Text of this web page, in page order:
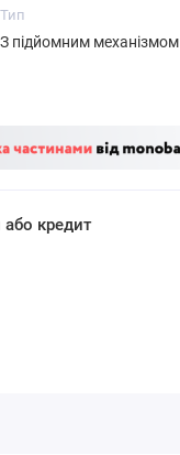
Тип
З підйомним механізмом
кредит